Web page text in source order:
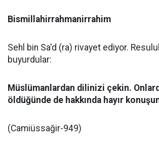
Bismillahirrahmanirrahim
Sehl bin Sa'd (ra) rivayet ediyor.
buyurdular:
Müslümanlardan dilinizi çekin.
öldüğünde de hakkında hayır
(Camiüssağir-949)